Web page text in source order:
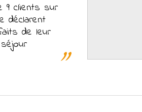
9 clients sur
déclarent
de leur
séjour